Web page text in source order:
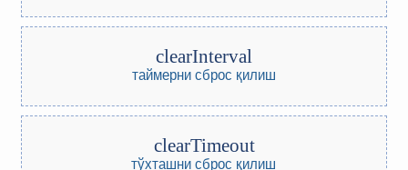
clearInterval
таймерни сброс қилиш
clearTimeout
тўхташни сброс қилиш